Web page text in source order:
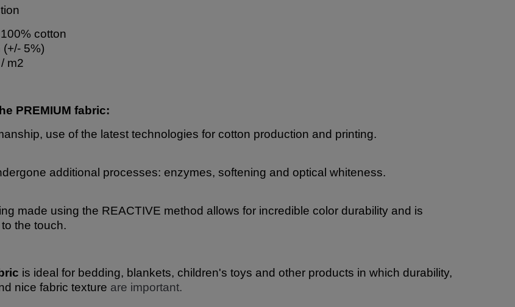
cotton
5%)
m2
PREMIUM fabric:
use of the latest technologies for cotton production and printing.
additional processes: enzymes, softening and optical whiteness.
made using the REACTIVE method allows for incredible color durability and is
the touch.
is ideal for bedding, blankets, children's toys and other products in which durability,
nice fabric texture are important.